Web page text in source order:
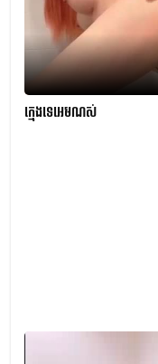
ក្មេងទេអេមណស់